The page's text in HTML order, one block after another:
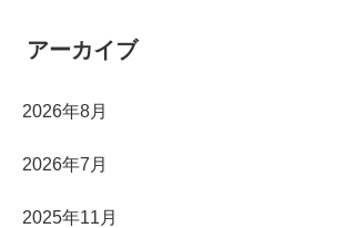
アーカイブ
2026年8月
2026年7月
2025年11月